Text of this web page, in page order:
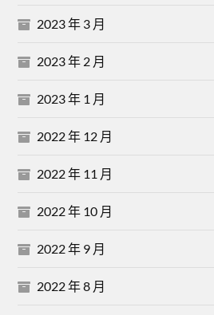
2023 年 3 月
2023 年 2 月
2023 年 1 月
2022 年 12 月
2022 年 11 月
2022 年 10 月
2022 年 9 月
2022 年 8 月